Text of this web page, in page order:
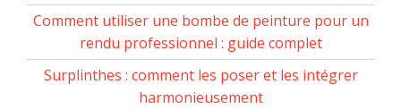
Comment utiliser une bombe de peinture pour un
rendu professionnel : guide complet
Surplinthes : comment les poser et les intégrer
harmonieusement